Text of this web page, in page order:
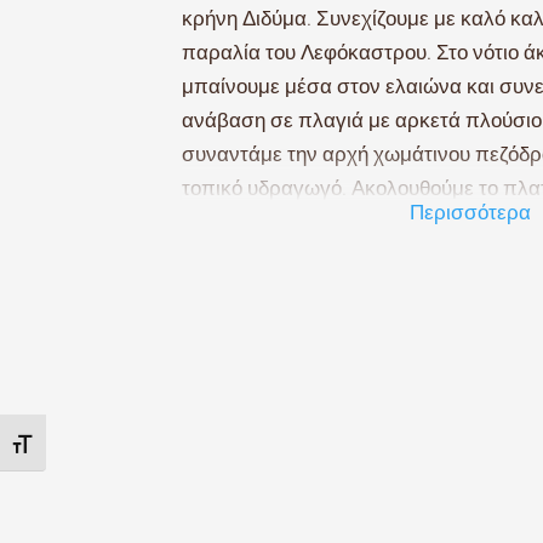
Εναλλαγή Μεγέθους Γραμμάτων
κρήνη Διδύμα. Συνεχίζουμε με καλό
παραλία του Λεφόκαστρου. Στο νότιο
μπαίνουμε μέσα στον ελαιώνα και
ανάβαση σε πλαγιά με αρκετά
συναντάμε την αρχή χωμάτινου
τοπικό υδραγωγό. Ακολουθούμε το
πεζοπορώντας λίγα μέτρα πάνω από
Περισσότερα